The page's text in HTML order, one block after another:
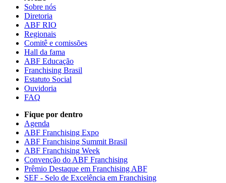
Sobre nós
Diretoria
ABF RIO
Regionais
Comitê e comissões
Hall da fama
ABF Educação
Franchising Brasil
Estatuto Social
Ouvidoria
FAQ
Fique por dentro
Agenda
ABF Franchising Expo
ABF Franchising Summit Brasil
ABF Franchising Week
Convenção do ABF Franchising
Prêmio Destaque em Franchising ABF
SEF - Selo de Excelência em Franchising